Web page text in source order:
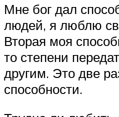
Мне бог дал
людей, я люблю
Вторая моя
то степени
другим. Это две
способности.